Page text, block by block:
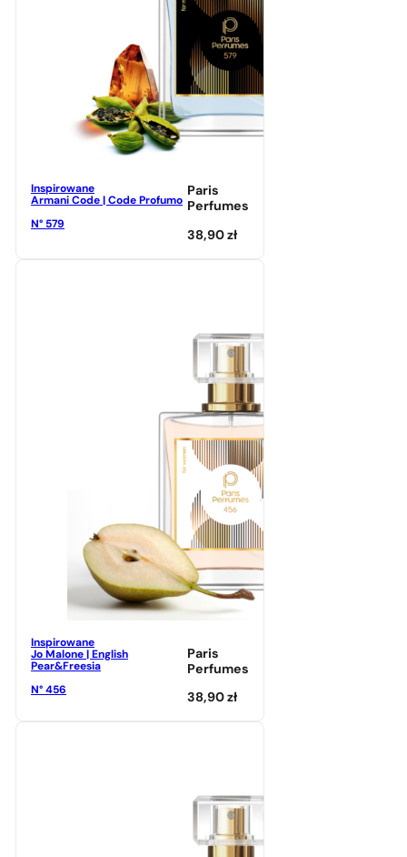
Inspirowane
Armani Code | Code Profumo
N° 579
Paris
Perfumes
38,90zł
Inspirowane
Jo Malone | English
Pear&Freesia
N° 456
Paris
Perfumes
38,90zł